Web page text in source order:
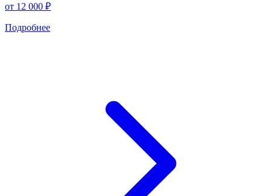
от 12 000 ₽
Подробнее